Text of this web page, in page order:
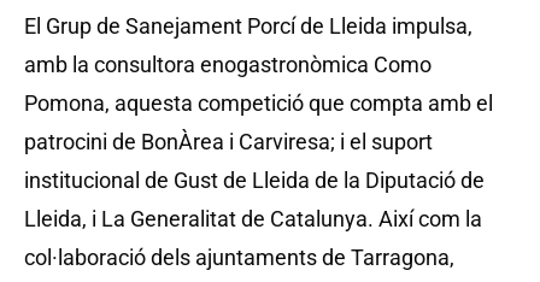
El Grup de Sanejament Porcí de Lleida impulsa,
amb la consultora enogastronòmica Como
Pomona, aquesta competició que compta amb el
patrocini de BonÀrea i Carviresa; i el suport
institucional de Gust de Lleida de la Diputació de
Lleida, i La Generalitat de Catalunya. Així com la
col·laboració dels ajuntaments de Tarragona,